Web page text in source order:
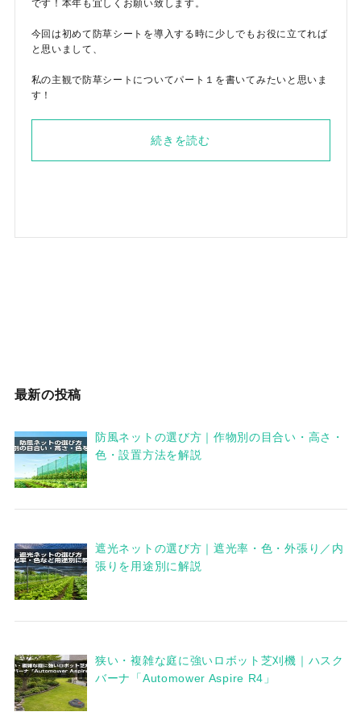
です！本年も宜しくお願い致します。
今回は初めて防草シートを導入する時に少しでもお役に立てれば
と思いまして、
私の主観で防草シートについてパート１を書いてみたいと思いま
す！
続きを読む
最新の投稿
防風ネットの選び方｜作物別の目合い・高さ・
色・設置方法を解説
遮光ネットの選び方｜遮光率・色・外張り／内
張りを用途別に解説
狭い・複雑な庭に強いロボット芝刈機｜ハスク
バーナ「Automower Aspire R4」